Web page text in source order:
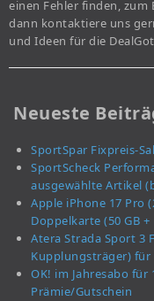
einen Fehler finden, zum
dann kontaktiere uns
und Ideen für die
Neueste
SportSpar Fixpreis-
SportScheck
ausgewählte Artikel
Apple iPhone 17 Pro
Doppelkarte (50 GB
Atera Strada Sport 3
Kupplungsträger) für
OK! im Jahresabo für
Prämie/Gutschein